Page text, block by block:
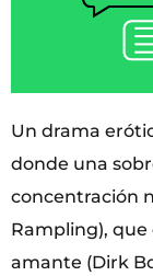
Un drama
donde una
concentración
Rampling),
amante (Dirk